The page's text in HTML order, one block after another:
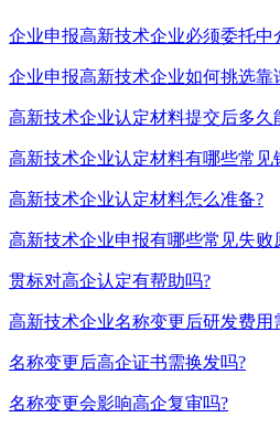
企业申报高新技术企业必须委托中
企业申报高新技术企业如何挑选靠
高新技术企业认定材料提交后多久
高新技术企业认定材料有哪些常见
高新技术企业认定材料怎么准备?
高新技术企业申报有哪些常见失败
贯标对高企认定有帮助吗?
高新技术企业名称变更后研发费用
名称变更后高企证书需换发吗?
名称变更会影响高企复审吗?